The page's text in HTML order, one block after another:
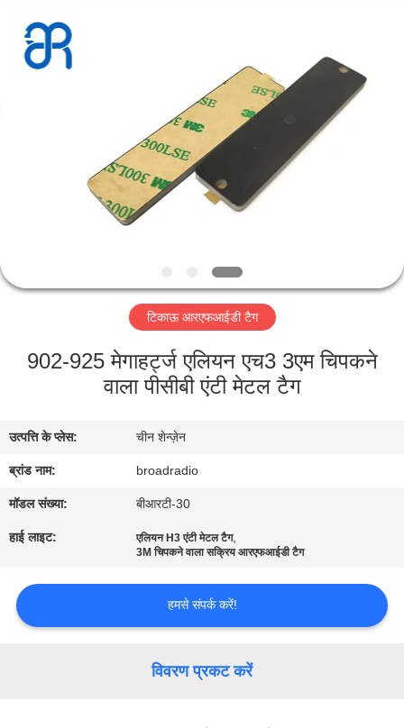
वीआर
दिखाएँ
हमारे
फैक्टरी
यात्रा
नियंत्रण
Technology
Co.,LTD..
Rights
टिकाऊ आरएफआईडी टैग
902-925 मेगाहर्ट्ज एलियन एच3 3एम चिपकने
वाला पीसीबी एंटी मेटल टैग
उत्पत्ति के प्लेस: चीन शेन्ज़ेन
ब्रांड नाम: broadradio
मॉडल संख्या: बीआरटी-30
हाई लाइट: एलियन H3 एंटी मेटल टैग,
3M चिपकने वाला सक्रिय आरएफआईडी टैग
हमसे संपर्क करें!
विवरण प्रकट करें